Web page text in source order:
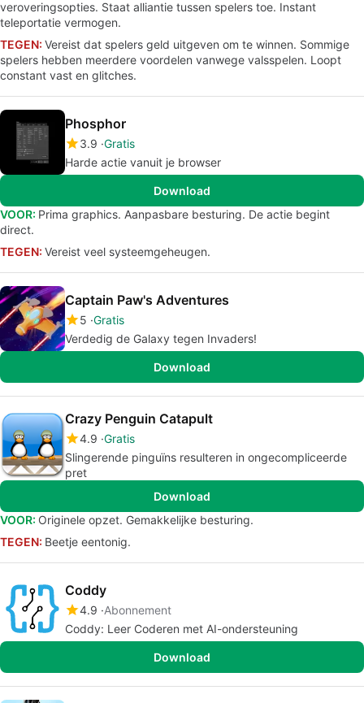
veroveringsopties. Staat alliantie tussen spelers toe. Instant
teleportatie vermogen.
TEGEN: Vereist dat spelers geld uitgeven om te winnen. Sommige
spelers hebben meerdere voordelen vanwege valsspelen. Loopt
constant vast en glitches.
Phosphor
3.9 Gratis
Harde actie vanuit je browser
Download
VOOR: Prima graphics. Aanpasbare besturing. De actie begint
direct.
TEGEN: Vereist veel systeemgeheugen.
Captain Paw's Adventures
5 Gratis
Verdedig de Galaxy tegen Invaders!
Download
Crazy Penguin Catapult
4.9 Gratis
Slingerende pinguïns resulteren in ongecompliceerde
pret
Download
VOOR: Originele opzet. Gemakkelijke besturing.
TEGEN: Beetje eentonig.
Coddy
4.9 Abonnement
Coddy: Leer Coderen met AI-ondersteuning
Download